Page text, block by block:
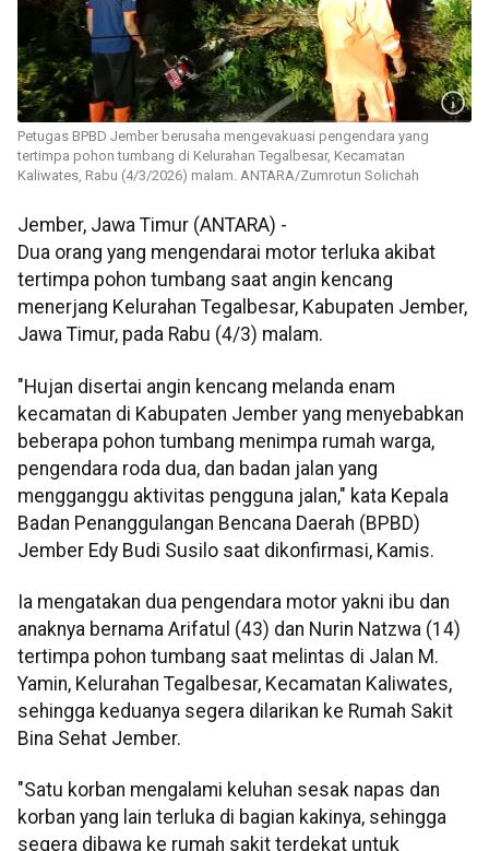
Petugas BPBD Jember berusaha mengevakuasi pengendara yang
tertimpa pohon tumbang di Kelurahan Tegalbesar, Kecamatan
Kaliwates, Rabu (4/3/2026) malam. ANTARA/Zumrotun Solichah
Jember, Jawa Timur (ANTARA) -
Dua orang yang mengendarai motor terluka akibat
tertimpa pohon tumbang saat angin kencang
menerjang Kelurahan Tegalbesar, Kabupaten Jember,
Jawa Timur, pada Rabu (4/3) malam.
"Hujan disertai angin kencang melanda enam
kecamatan di Kabupaten Jember yang menyebabkan
beberapa pohon tumbang menimpa rumah warga,
pengendara roda dua, dan badan jalan yang
mengganggu aktivitas pengguna jalan," kata Kepala
Badan Penanggulangan Bencana Daerah (BPBD)
Jember Edy Budi Susilo saat dikonfirmasi, Kamis.
Ia mengatakan dua pengendara motor yakni ibu dan
anaknya bernama Arifatul (43) dan Nurin Natzwa (14)
tertimpa pohon tumbang saat melintas di Jalan M.
Yamin, Kelurahan Tegalbesar, Kecamatan Kaliwates,
sehingga keduanya segera dilarikan ke Rumah Sakit
Bina Sehat Jember.
"Satu korban mengalami keluhan sesak napas dan
korban yang lain terluka di bagian kakinya, sehingga
segera dibawa ke rumah sakit terdekat untuk